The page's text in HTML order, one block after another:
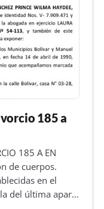
185 a
185 A EN
de cuerpos.
en el
del última aparte